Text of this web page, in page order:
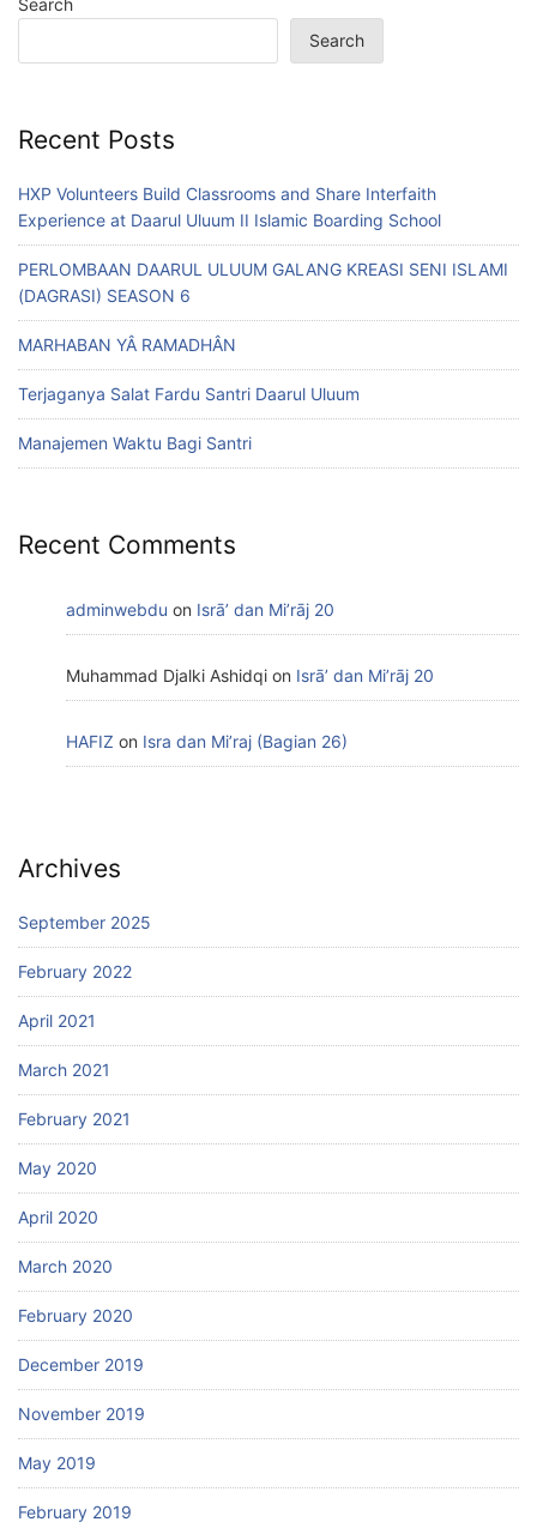
Search
Search
Recent Posts
HXP Volunteers Build Classrooms and Share Interfaith
Experience at Daarul Uluum II Islamic Boarding School
PERLOMBAAN DAARUL ULUUM GALANG KREASI SENI ISLAMI
(DAGRASI) SEASON 6
MARHABAN YÂ RAMADHÂN
Terjaganya Salat Fardu Santri Daarul Uluum
Manajemen Waktu Bagi Santri
Recent Comments
adminwebdu on Isrā’ dan Mi’rāj 20
Muhammad Djalki Ashidqi on Isrā’ dan Mi’rāj 20
HAFIZ on Isra dan Mi’raj (Bagian 26)
Archives
September 2025
February 2022
April 2021
March 2021
February 2021
May 2020
April 2020
March 2020
February 2020
December 2019
November 2019
May 2019
February 2019